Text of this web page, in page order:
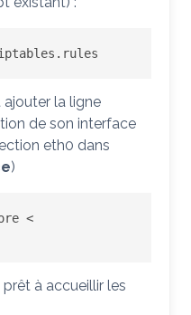
la ligne
de son interface
eth0 dans
)
<
à accueillir les